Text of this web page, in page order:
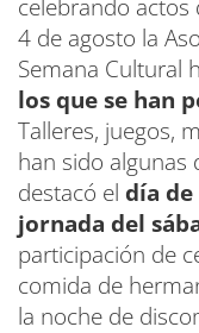
celebrando actos
4 de agosto la
Semana Cultural
los que se han
Talleres, juegos,
han sido algunas
destacó el día
jornada del
participación de
comida de
la noche de